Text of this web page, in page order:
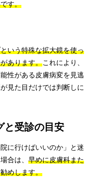
す。
いう特殊な拡大鏡を使っ
あります。これにより、
性がある皮膚病変を見逃
見た目だけでは判断しに
と受診の目安
に行けばいいのか」と迷
合は、 早めに皮膚科また
めします。